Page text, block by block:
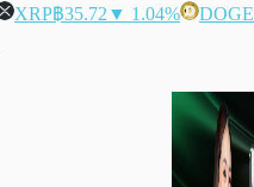
XRP฿35.72 ▼ 1.04% DOGE